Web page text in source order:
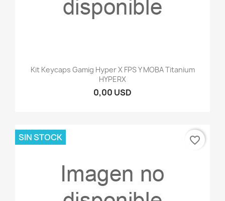
Kit Keycaps Gamig Hyper X FPS Y MOBA Titanium
HYPERX
0,00 USD
SIN STOCK favorite_border